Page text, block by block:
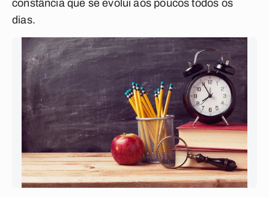
constância que se evolui aos poucos todos os
dias.